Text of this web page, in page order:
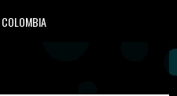
COLOMBIA